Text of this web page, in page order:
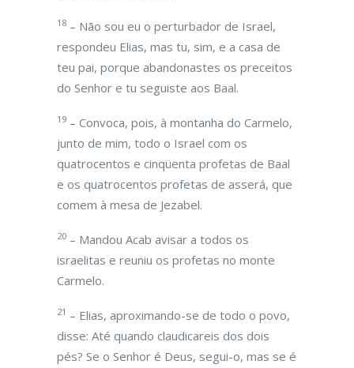
18 – Não sou eu o perturbador de Israel,
respondeu Elias, mas tu, sim, e a casa de
teu pai, porque abandonastes os preceitos
do Senhor e tu seguiste aos Baal.
19 – Convoca, pois, à montanha do Carmelo,
junto de mim, todo o Israel com os
quatrocentos e cinqüenta profetas de Baal
e os quatrocentos profetas de asserá, que
comem à mesa de Jezabel.
20 – Mandou Acab avisar a todos os
israelitas e reuniu os profetas no monte
Carmelo.
21 – Elias, aproximando-se de todo o povo,
disse: Até quando claudicareis dos dois
pés? Se o Senhor é Deus, segui-o, mas se é